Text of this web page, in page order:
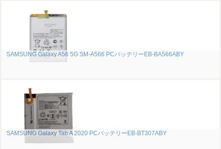
SAMSUNG Galaxy A56 5G SM-A566 PCバッテリーEB-BA566ABY
SAMSUNG Galaxy Tab A 2020 PCバッテリーEB-BT307ABY